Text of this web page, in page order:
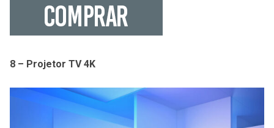
8 – Projetor TV 4K